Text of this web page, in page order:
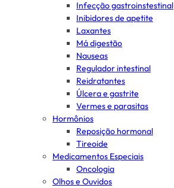
Infecção gastroinstestinal
Inibidores de apetite
Laxantes
Má digestão
Nauseas
Regulador intestinal
Reidratantes
Úlcera e gastrite
Vermes e parasitas
Hormônios
Reposição hormonal
Tireoide
Medicamentos Especiais
Oncologia
Olhos e Ouvidos